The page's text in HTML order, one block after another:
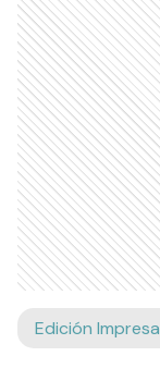
Edición Impresa